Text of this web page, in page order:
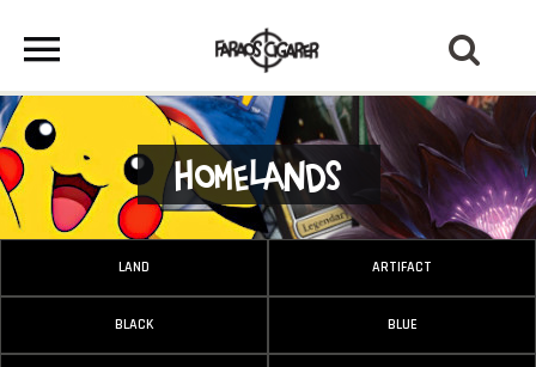
Homelands
LAND ARTIFACT
BLACK BLUE